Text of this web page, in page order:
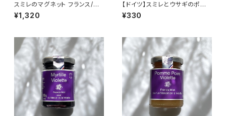
スミレのマグネット フランス/トゥ
ールーズ Toulouse パルマバ
イオレット /１個
¥1,320
【ドイツ】スミレとウサギのポスト
カード ラメ＆ダイカット加工 ■
輸入ポストカード■ スイートバ
¥330